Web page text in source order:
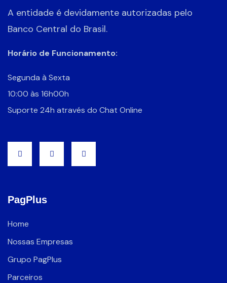
A entidade é devidamente autorizadas pelo
Banco Central do Brasil.
Horário de Funcionamento:
Segunda à Sexta
10:00 às 16h00h
Suporte 24h através do Chat Online
PagPlus
Home
Nossas Empresas
Grupo PagPlus
Parceiros